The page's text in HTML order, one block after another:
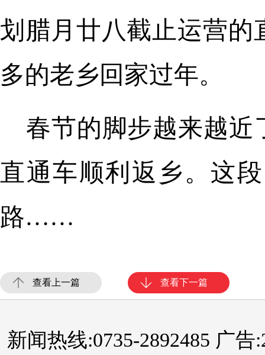
划腊月廿八截止运营
多的老乡回家过年。
春节的脚步越来越近
直通车顺利返乡。这
路……
查看上一篇 查看下一篇
新闻热线:0735-2892485 广告